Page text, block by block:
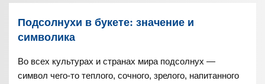
Подсолнухи в букете: значение и
символика
Во всех культурах и странах мира подсолнух —
символ чего-то теплого, сочного, зрелого, напитанного